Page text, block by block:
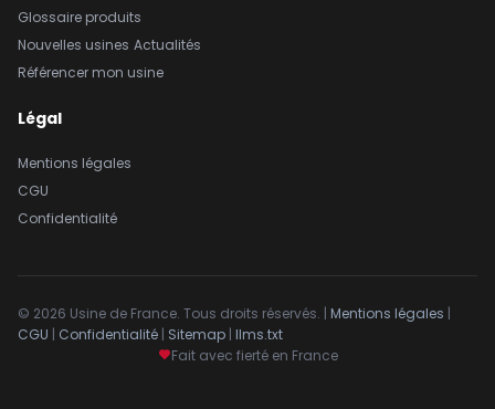
Glossaire produits
Nouvelles usines Actualités
Référencer mon usine
Légal
Mentions légales
CGU
Confidentialité
© 2026 Usine de France. Tous droits réservés. | Mentions légales |
CGU | Confidentialité | Sitemap | llms.txt
Fait avec fierté en France